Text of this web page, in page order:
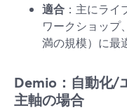
適合 ：主にライ
ワークショップ
満の規模）に最
Demio：自動化/
主軸の場合